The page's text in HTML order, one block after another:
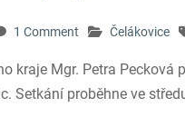
1 Comment Čelákovice
kraje Mgr. Petra
Setkání proběhne ve